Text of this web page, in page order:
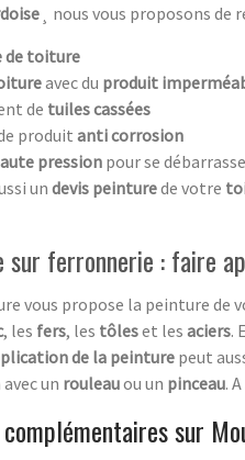
¸ nous vous proposons
de toiture
avec du produit
de tuiles cassées
produit anti corrosion
pression pour se
un devis peinturede votre
sur ferronnerie : faire
vous propose la peinture de
, les fers, les tôleset les aciers.
de la peinturepeut
un rouleauou un pinceau.
sur